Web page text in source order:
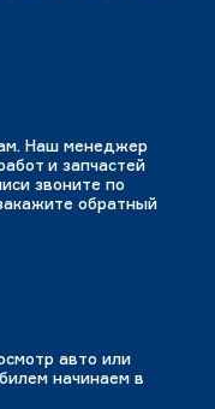
Наш менеджер
и запчастей
звоните по
обратный
авто или
начинаем в